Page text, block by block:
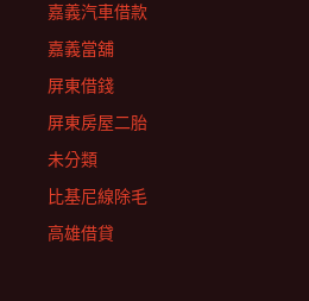
嘉義汽車借款
嘉義當舖
屏東借錢
屏東房屋二胎
未分類
比基尼線除毛
高雄借貸